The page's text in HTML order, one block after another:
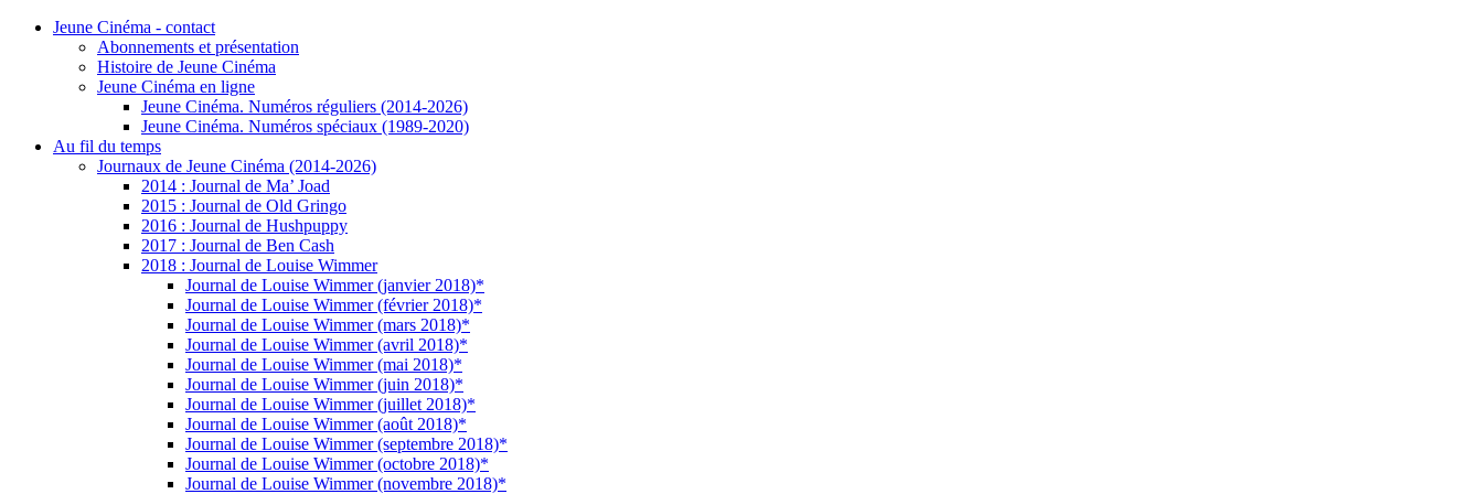
Jeune Cinéma - contact
Abonnements et présentation
Histoire de Jeune Cinéma
Jeune Cinéma en ligne
Jeune Cinéma. Numéros réguliers (2014-2026)
Jeune Cinéma. Numéros spéciaux (1989-2020)
Au fil du temps
Journaux de Jeune Cinéma (2014-2026)
2014 : Journal de Ma’ Joad
2015 : Journal de Old Gringo
2016 : Journal de Hushpuppy
2017 : Journal de Ben Cash
2018 : Journal de Louise Wimmer
Journal de Louise Wimmer (janvier 2018)*
Journal de Louise Wimmer (février 2018)*
Journal de Louise Wimmer (mars 2018)*
Journal de Louise Wimmer (avril 2018)*
Journal de Louise Wimmer (mai 2018)*
Journal de Louise Wimmer (juin 2018)*
Journal de Louise Wimmer (juillet 2018)*
Journal de Louise Wimmer (août 2018)*
Journal de Louise Wimmer (septembre 2018)*
Journal de Louise Wimmer (octobre 2018)*
Journal de Louise Wimmer (novembre 2018)*